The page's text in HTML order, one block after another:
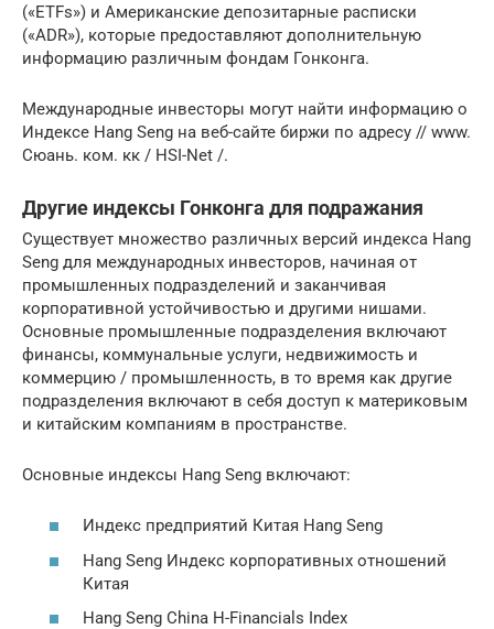
(«ETFs») и Американские депозитарные расписки
(«ADR»), которые предоставляют дополнительную
информацию различным фондам Гонконга.
Международные инвесторы могут найти информацию о
Индексе Hang Seng на веб-сайте биржи по адресу // www.
Сюань. ком. кк / HSI-Net /.
Другие индексы Гонконга для подражания
Существует множество различных версий индекса Hang
Seng для международных инвесторов, начиная от
промышленных подразделений и заканчивая
корпоративной устойчивостью и другими нишами.
Основные промышленные подразделения включают
финансы, коммунальные услуги, недвижимость и
коммерцию / промышленность, в то время как другие
подразделения включают в себя доступ к материковым
и китайским компаниям в пространстве.
Основные индексы Hang Seng включают:
Индекс предприятий Китая Hang Seng
Hang Seng Индекс корпоративных отношений
Китая
Hang Seng China H-Financials Index